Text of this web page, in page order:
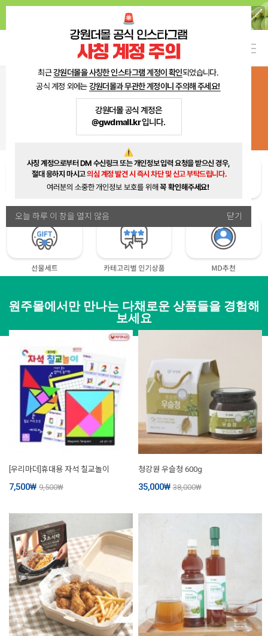
오늘 하루 이 창을 열지 않음 닫기
원주몰에서만 만나는 다채로운 상품들을 경험해
보세요
[우리마더]휴대용 자석 칠교놀이
7,500₩ 9,500₩
청강원 우슬청 600g
35,000₩ 38,000₩